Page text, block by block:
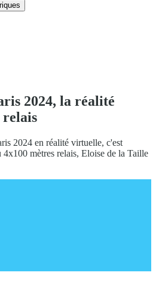
2024, la réalité
2024 en réalité virtuelle, c'est
mètres relais, Eloise de la Taille